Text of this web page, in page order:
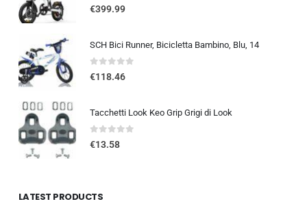
0out of 5
€399.99
SCH Bici Runner, Bicicletta Bambino, Blu, 14
0out of 5
€118.46
Tacchetti Look Keo Grip Grigi di Look
0out of 5
€13.58
LATEST PRODUCTS